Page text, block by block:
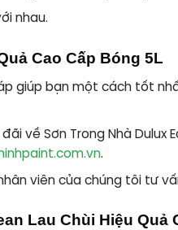
nhau.
Cao Cấp Bóng 5L
giúp bạn một cách tốt
về Sơn Trong Nhà Dulux
.
viên của chúng tôi tư
Lau Chùi Hiệu Quả